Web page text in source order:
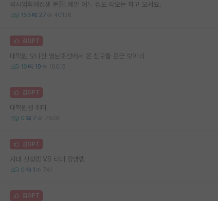
석사입학예정생 분들! 제발 어느 정도 각오는 하고 오세요.
156 27 40126
김GPT
대학원 오니깐 영남조선에서 온 친구들 은근 보이네
19 19 16615
김GPT
대학원생 취미
0 7 7508
김GPT
자대 신생랩 VS 타대 유명랩
0 1 741
김GPT